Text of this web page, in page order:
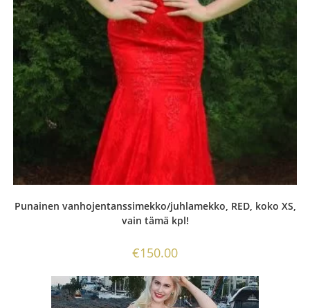
Punainen vanhojentanssimekko/juhlamekko, RED, koko XS,
vain tämä kpl!
€150.00